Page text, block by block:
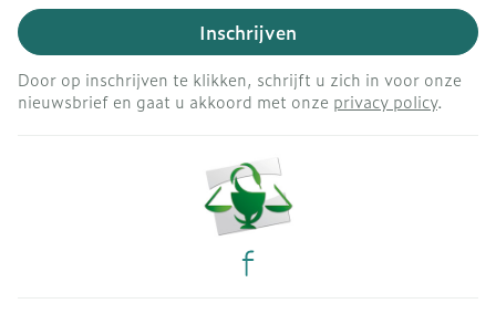
Inschrijven
Door op inschrijven te klikken, schrijft u zich in voor onze
nieuwsbrief en gaat u akkoord met onze privacy policy.